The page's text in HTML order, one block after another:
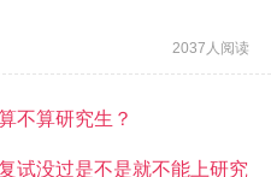
2037人阅读
不算研究生？
试没过是不是就不能上研究